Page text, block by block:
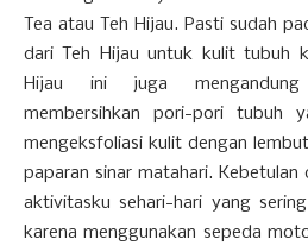
Tea atau Teh Hijau. Pasti sudah
dari Teh Hijau untuk kulit tubuh
Hijau ini juga mengandung
membersihkan pori-pori tubuh
mengeksfoliasi kulit dengan
paparan sinar matahari.
aktivitasku sehari-hari yang
karena menggunakan sepeda